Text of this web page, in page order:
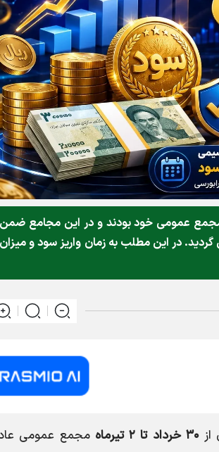
مجمع عمومی خود بودند و در این مجامع ضمن
در این مطلب به زمان واریز سود و میزان
از۳۰ خرداد تا ۲ تیرماه
مجمع عمومی